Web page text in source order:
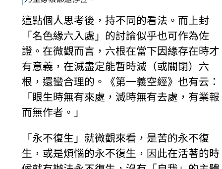
這點個人思考後，持不同的看法。而上封
「名色緣六入處」的討論似乎也可作為佐
證。在微觀而言，六根在當下因緣存在時才
有意義，在滅盡定能暫時滅（或關閉）六
根，還蠻合理的。《第一義空經》也有云：
「眼生時無有來處，滅時無有去處，有業報
而無作者。」
「永不復生」就微觀來看，是苦的永不復
生，或是煩惱的永不復生，因此在活著的時